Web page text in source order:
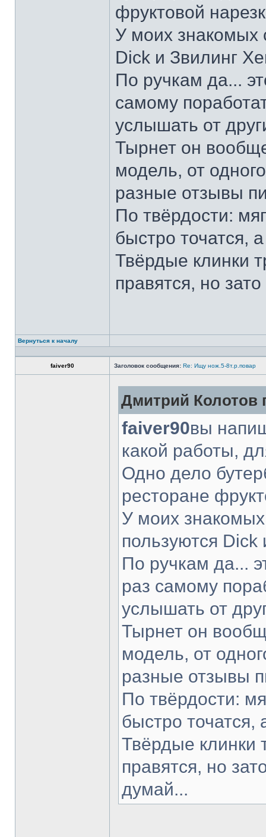
фруктовой
У моих знакомых
Dick и Звилинг
По ручкам да...
самому
услышать от
Тырнет он
модель, от
разные отзывы
По твёрдости:
быстро точатся,
Твёрдые клинки
правятся, но
Вернуться к началу
faiver90 Заголовок сообщения: Re: Ищу нож.5-8т.р.повар
Дмитрий Колотов
faiver90вы
какой работы,
Одно дело
ресторане
У моих
пользуются Dick
По ручкам да...
раз самому
услышать от
Тырнет он
модель, от
разные отзывы
По твёрдости:
быстро точатся,
Твёрдые клинки
правятся, но
думай...